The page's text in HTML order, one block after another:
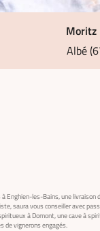
Moritz
Albé
Enghien-les-Bains, une
saura vous conseiller avec
à Domont, une cave à
de vignerons engagés.